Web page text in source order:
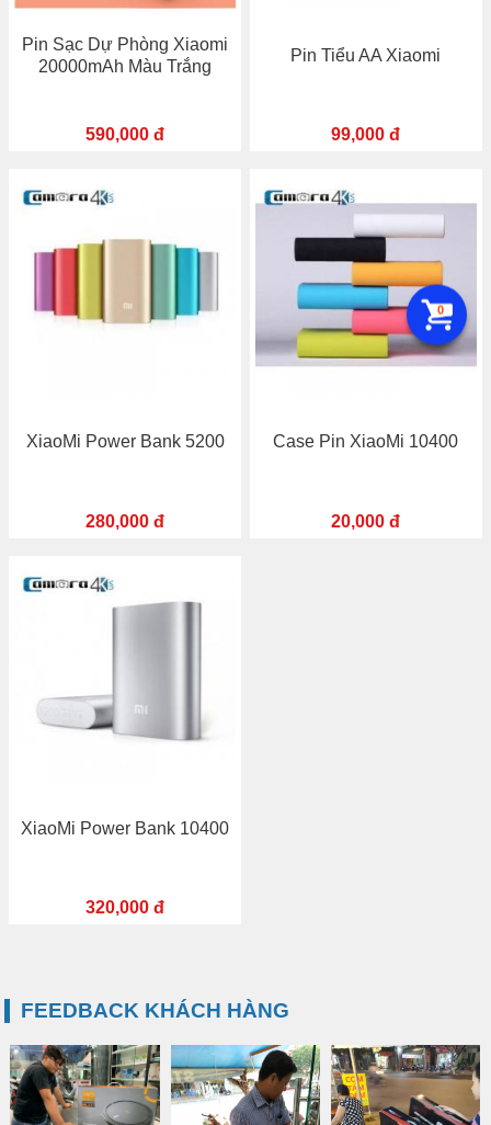
Pin Sạc Dự Phòng Xiaomi
20000mAh Màu Trắng
590,000 đ
Pin Tiểu AA Xiaomi
99,000 đ
XiaoMi Power Bank 5200
280,000 đ
Case Pin XiaoMi 10400
20,000 đ
XiaoMi Power Bank 10400
320,000 đ
FEEDBACK KHÁCH HÀNG
0